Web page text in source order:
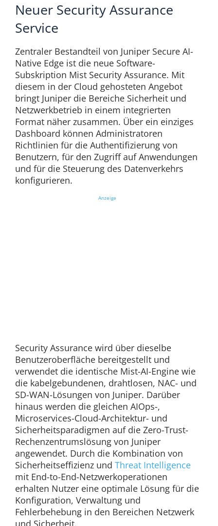
Neuer Security Assurance
Service
Zentraler Bestandteil von Juniper Secure AI-
Native Edge ist die neue Software-
Subskription Mist Security Assurance. Mit
diesem in der Cloud gehosteten Angebot
bringt Juniper die Bereiche Sicherheit und
Netzwerkbetrieb in einem integrierten
Format näher zusammen. Über ein einziges
Dashboard können Administratoren
Richtlinien für die Authentifizierung von
Benutzern, für den Zugriff auf Anwendungen
und für die Steuerung des Datenverkehrs
konfigurieren.
Anzeige
Security Assurance wird über dieselbe
Benutzeroberfläche bereitgestellt und
verwendet die identische Mist-AI-Engine wie
die kabelgebundenen, drahtlosen, NAC- und
SD-WAN-Lösungen von Juniper. Darüber
hinaus werden die gleichen AIOps-,
Microservices-Cloud-Architektur- und
Sicherheitsparadigmen auf die Zero-Trust-
Rechenzentrumslösung von Juniper
angewendet. Durch die Kombination von
Sicherheitseffizienz und Threat Intelligence
mit End-to-End-Netzwerkoperationen
erhalten Nutzer eine optimale Lösung für die
Konfiguration, Verwaltung und
Fehlerbehebung in den Bereichen Netzwerk